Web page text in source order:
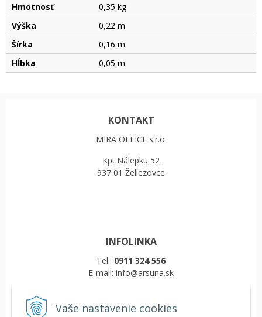
Vaše nastavenie cookies
Hmotnosť
0,35 kg
Výška
0,22 m
Šírka
0,16 m
Hĺbka
0,05 m
KONTAKT
MIRA OFFICE s.r.o.
Kpt.Nálepku 52
937 01 Želiezovce
INFOLINKA
Tel.: 0911 324 556
E-mail: info@arsuna.sk
VŠETKO O NÁKUPE